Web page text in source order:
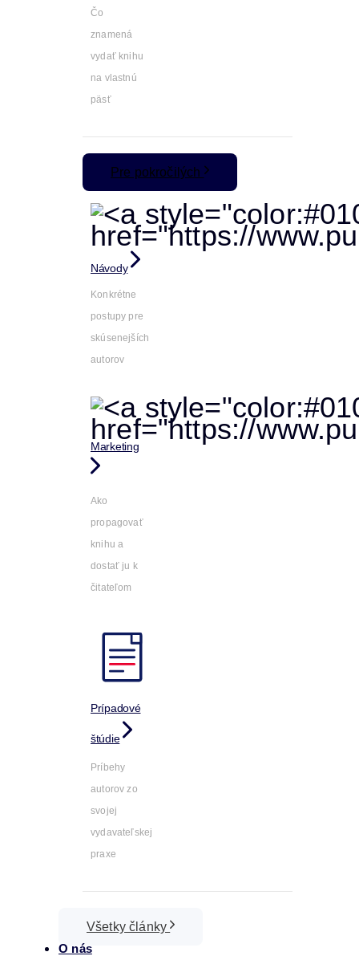
Čo
znamená
vydať knihu
na vlastnú
päsť
Pre pokročilých
Návody
Konkrétne
postupy pre
skúsenejších
autorov
Marketing
Ako
propagovať
knihu a
dostať ju k
čitateľom
Prípadové
štúdie
Príbehy
autorov zo
svojej
vydavateľskej
praxe
Všetky články
O nás